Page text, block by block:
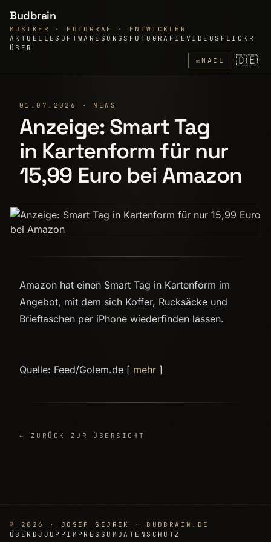
Budbrain
MUSIKER · FOTOGRAF · ENTWICKLER
AKTUELLE SOFTWARE SONGS FOTOGRAFIEVIDEOS FLICKR
ÜBER
✉MAIL 🇩🇪
01.07.2026 · NEWS
Anzeige: Smart Tag
in Kartenform für nur
15,99 Euro bei Amazon
Amazon hat einen Smart Tag in Kartenform im
Angebot, mit dem sich Koffer, Rucksäcke und
Brieftaschen per iPhone wiederfinden lassen.
Quelle: Feed/Golem.de [ mehr ]
← ZURÜCK ZUR ÜBERSICHT
© 2026 · JOSEF SEJREK
· BUDBRAIN.DE
ÜBER DJJUPP IMPRESSUM DATENSCHUTZ